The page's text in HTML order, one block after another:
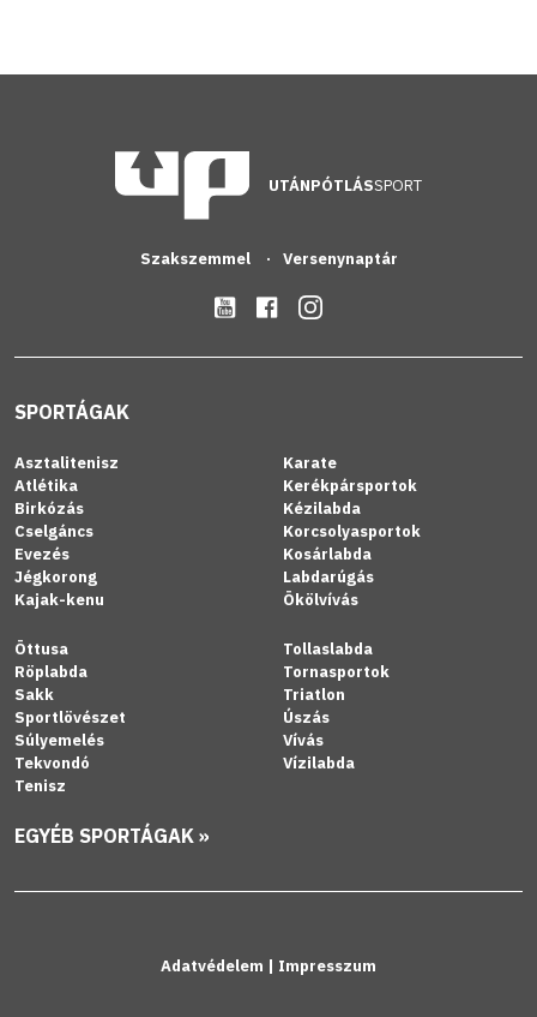
UTÁNPÓTLÁSSPORT
Szakszemmel Versenynaptár
SPORTÁGAK
Asztalitenisz
Atlétika
Birkózás
Cselgáncs
Evezés
Jégkorong
Kajak-kenu
Karate
Kerékpársportok
Kézilabda
Korcsolyasportok
Kosárlabda
Labdarúgás
Ökölvívás
Öttusa
Röplabda
Sakk
Sportlövészet
Súlyemelés
Tekvondó
Tenisz
Tollaslabda
Tornasportok
Triatlon
Úszás
Vívás
Vízilabda
EGYÉB SPORTÁGAK »
Adatvédelem | Impresszum